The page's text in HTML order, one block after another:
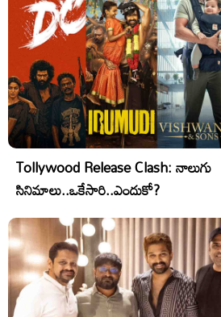
Tollywood Release Clash: నాలుగు
సినిమాలు..ఒకేసారి..ఎందుకో?